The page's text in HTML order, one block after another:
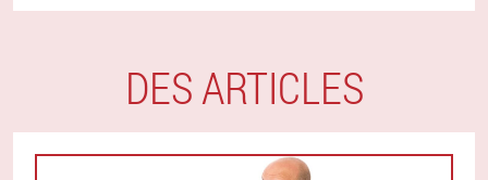
DES ARTICLES